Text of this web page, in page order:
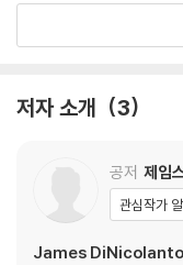
09 적포도주와 커피는 약
10 소금과 마그네슘을 더
13 건강하게 나이 들기 위
에필로그 _ 아프지 않고
역자후기 _ 성장과 장수
저자 소개 3
공저 제임
관심작가
James